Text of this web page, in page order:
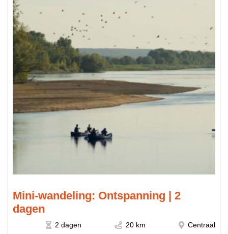
Mini-wandeling: Ontspanning | 2
dagen
2 dagen 20 km Centraal